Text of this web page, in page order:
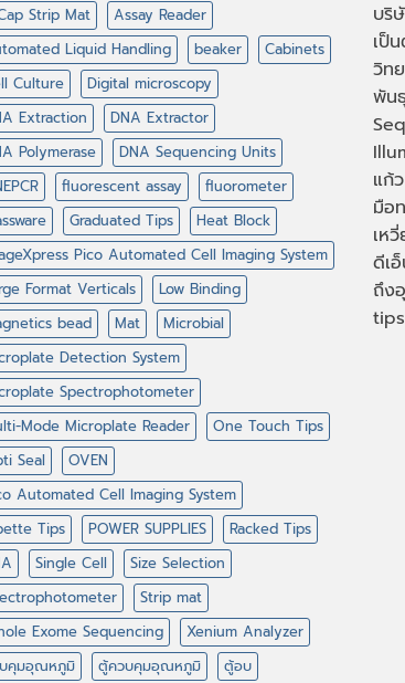
Strip Mat
Assay Reader
Liquid Handling
beaker
Cabinets
Culture
Digital microscopy
Extraction
DNA Extractor
Polymerase
DNA Sequencing Units
fluorescent assay
fluorometer
Graduated Tips
Heat Block
Pico Automated Cell Imaging System
Format Verticals
Low Binding
bead
Mat
Microbial
Detection System
Spectrophotometer
Mode Microplate Reader
One Touch Tips
Seal
OVEN
Automated Cell Imaging System
Tips
POWER SUPPLIES
Racked Tips
Single Cell
Size Selection
Strip mat
Exome Sequencing
Xenium Analyzer
คุมอุณหภูมิ
ตู้ควบคุมอุณหภูมิ ตู้อบ
บริ
เป็
วิท
พัน
แก้
มือ
เห
ดีเ
ถึง